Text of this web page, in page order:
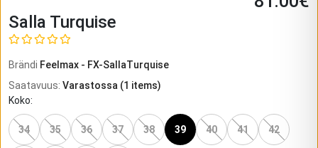
Salla Turquise
Brändi Feelmax - FX-SallaTurquise
Saatavuus: Varastossa (1 items)
Koko:
34 35 36 37 38 39 40 41 42